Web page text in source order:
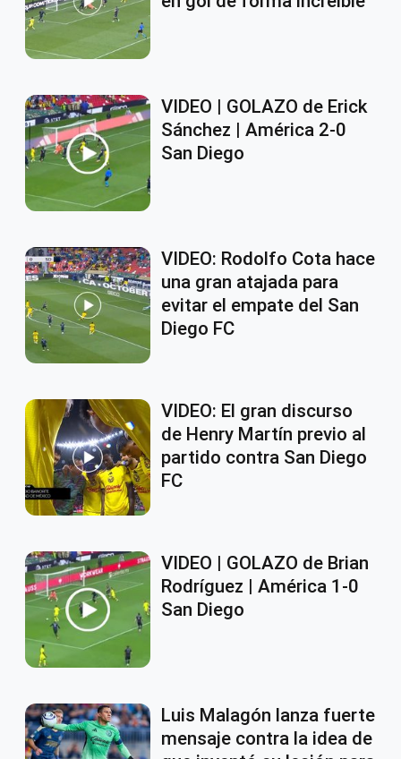
VIDEO | GOLAZO de Erick
Sánchez | América 2-0
San Diego
VIDEO: Rodolfo Cota hace
una gran atajada para
evitar el empate del San
Diego FC
VIDEO: El gran discurso
de Henry Martín previo al
partido contra San Diego
FC
VIDEO | GOLAZO de Brian
Rodríguez | América 1-0
San Diego
Luis Malagón lanza fuerte
mensaje contra la idea de